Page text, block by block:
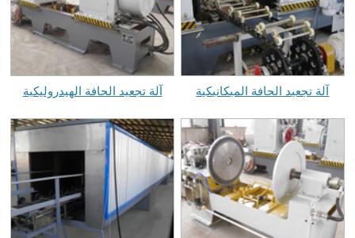
آلة تجعيد الحافة الميكانيكية آلة تجعيد الحافة الهيدروليكية